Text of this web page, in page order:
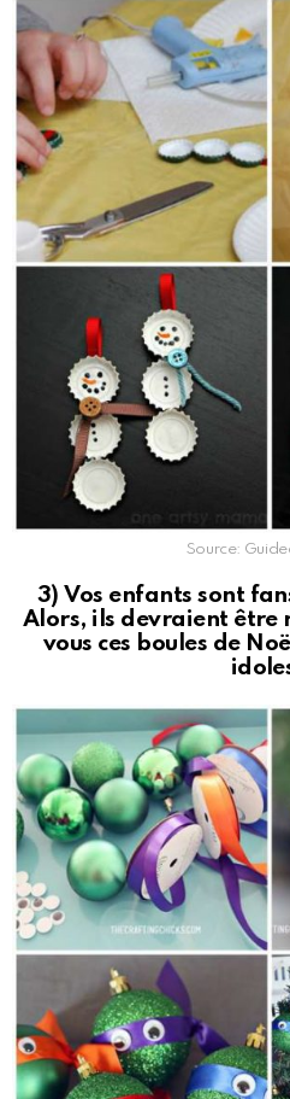
Source:
3) Vos enfants sont
Alors, ils devraient être
vous ces boules de